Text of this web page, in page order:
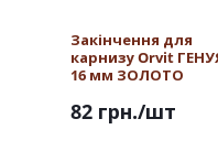
Закінчення для
карнизу Orvit
16 мм ЗОЛОТО
82 грн./шт